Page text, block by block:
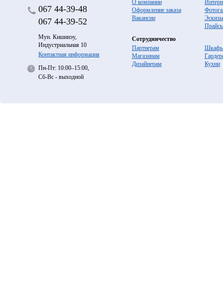
067 44-39-48
067 44-39-52
Мун. Кишинэу,
Индустриальная 10
Контактная информация
Пн-Пт: 10:00–15:00,
Сб-Вс - выходной
О компании
Оформление заказа
Вакансии
Эскизы
Сотрудничество
Партнерам
Магазинам
Дизайнерам
Кухни